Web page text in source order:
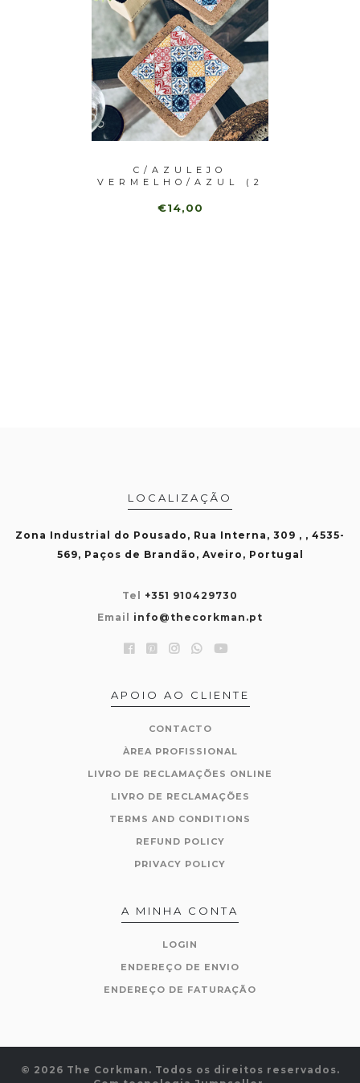
C/AZULEJO
VERMELHO/AZUL (2
€14,00
LOCALIZAÇÃO
Zona Industrial do Pousado, Rua Interna, 309 , , 4535-
569, Paços de Brandão, Aveiro, Portugal
Tel +351 910429730
Email info@thecorkman.pt
APOIO AO CLIENTE
CONTACTO
ÀREA PROFISSIONAL
LIVRO DE RECLAMAÇÕES ONLINE
LIVRO DE RECLAMAÇÕES
TERMS AND CONDITIONS
REFUND POLICY
PRIVACY POLICY
A MINHA CONTA
LOGIN
ENDEREÇO DE ENVIO
ENDEREÇO DE FATURAÇÃO
© 2026 The Corkman. Todos os direitos reservados.